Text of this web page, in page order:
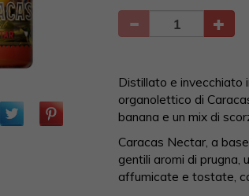
Distillato e invecchiato
organolettico di
banana e un mix di
Caracas Nectar, a
gentili aromi di prugna,
affumicate e tostate,